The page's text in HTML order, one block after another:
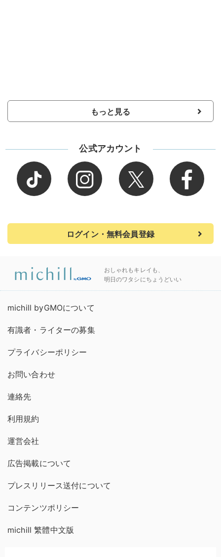
もっと見る
公式アカウント
ログイン・無料会員登録
おしゃれもキレイも、
明日のワタシにちょうどいい
michill byGMOについて
有識者・ライターの募集
プライバシーポリシー
お問い合わせ
連絡先
利用規約
運営会社
広告掲載について
プレスリリース送付について
コンテンツポリシー
michill 繁體中文版